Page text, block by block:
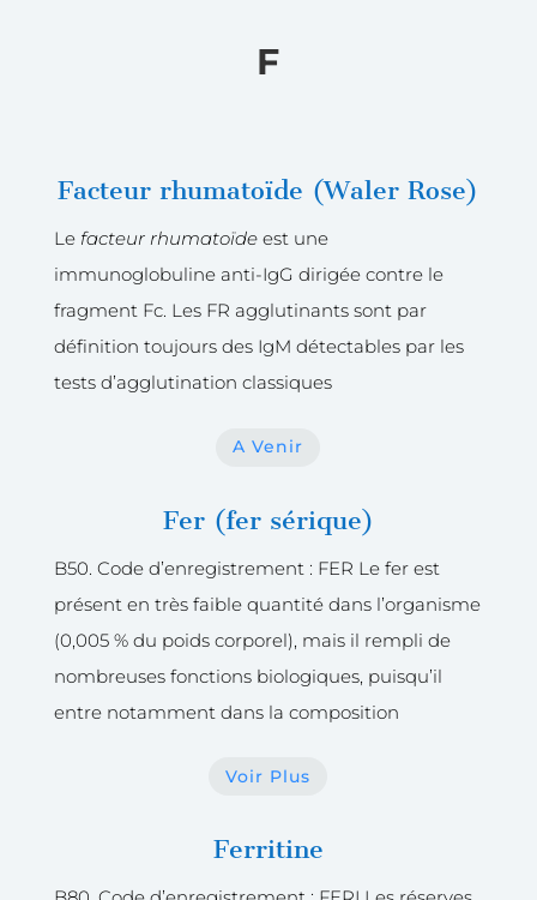
F
Facteur rhumatoïde (Waler Rose)
Le facteur rhumatoïdeest une
immunoglobuline anti-IgG dirigée contre le
fragment Fc. Les FR agglutinants sont par
définition toujours des IgM détectables par les
tests d’agglutination classiques
A Venir
Fer (fer sérique)
B50. Code d’enregistrement : FER Le fer est
présent en très faible quantité dans l’organisme
(0,005 % du poids corporel), mais il rempli de
nombreuses fonctions biologiques, puisqu’il
entre notamment dans la composition
Voir Plus
Ferritine